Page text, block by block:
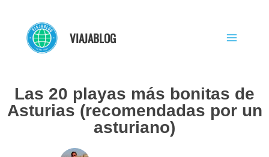
contenido
VIAJABLOG
Las 20 playas más bonitas de
Asturias (recomendadas por un
asturiano)